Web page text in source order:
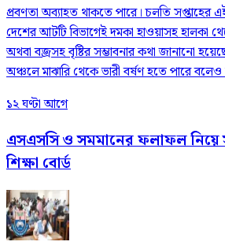
প্রবণতা অব্যাহত থাকতে পারে। চলতি সপ্তাহের এই
দেশের আটটি বিভাগেই দমকা হাওয়াসহ হালকা
অথবা বজ্রসহ বৃষ্টির সম্ভাবনার কথা জানানো
অঞ্চলে মাঝারি থেকে ভারী বর্ষণ হতে পারে বলেও
১২ ঘণ্টা আগে
এসএসসি ও সমমানের ফলাফল নিয়ে
শিক্ষা বোর্ড